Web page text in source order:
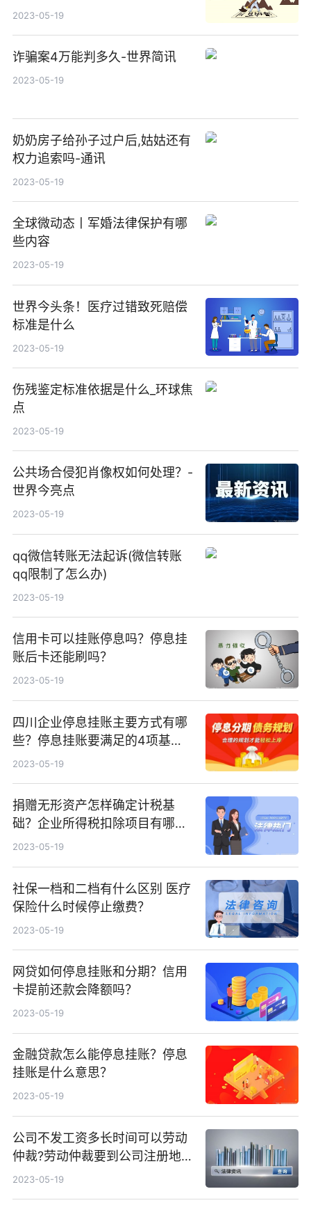
2023-05-19
诈骗案4万能判多久-世界简讯
2023-05-19
奶奶房子给孙子过户后,姑姑还有
权力追索吗-通讯
2023-05-19
全球微动态丨军婚法律保护有哪
些内容
2023-05-19
世界今头条！医疗过错致死赔偿
标准是什么
2023-05-19
伤残鉴定标准依据是什么_环球焦
点
2023-05-19
公共场合侵犯肖像权如何处理？-
世界今亮点
2023-05-19
qq微信转账无法起诉(微信转账
qq限制了怎么办)
2023-05-19
信用卡可以挂账停息吗？停息挂
账后卡还能刷吗？
2023-05-19
四川企业停息挂账主要方式有哪
些？停息挂账要满足的4项基本
条件介绍
2023-05-19
捐赠无形资产怎样确定计税基
础？企业所得税扣除项目有哪
些？
2023-05-19
社保一档和二档有什么区别 医疗
保险什么时候停止缴费？
2023-05-19
网贷如何停息挂账和分期？信用
卡提前还款会降额吗？
2023-05-19
金融贷款怎么能停息挂账？停息
挂账是什么意思？
2023-05-19
公司不发工资多长时间可以劳动
仲裁?劳动仲裁要到公司注册地
吗？
2023-05-19